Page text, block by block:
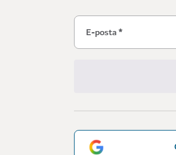
E-posta*